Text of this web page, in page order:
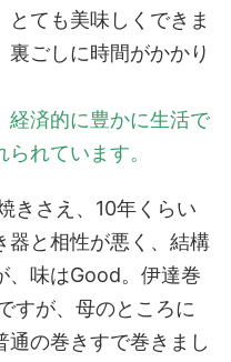
ても美味しくできま
裏ごしに時間がかかり
経済的に豊かに生活で
れています。
さえ、10年くらい
器と相性が悪く、結構
、味はGood。伊達巻
すが、母のところに
の巻きすで巻きまし